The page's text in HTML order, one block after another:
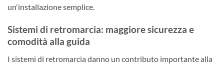
un'installazione semplice.
Sistemi di retromarcia: maggiore sicurezza e
comodità alla guida
I sistemi di retromarcia danno un contributo importante alla